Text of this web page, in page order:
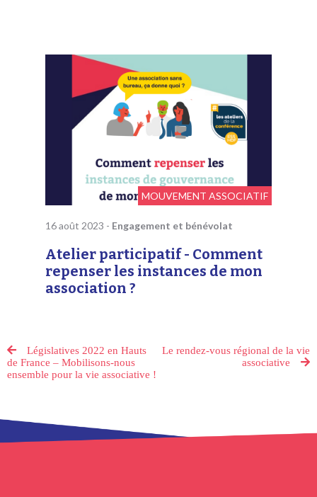
MOUVEMENT ASSOCIATIF
16 août 2023 - Engagement et bénévolat
Atelier participatif - Comment
repenser les instances de mon
association ?
Législatives 2022 en Hauts
de France – Mobilisons-nous
ensemble pour la vie associative !
Le rendez-vous régional de la vie
associative